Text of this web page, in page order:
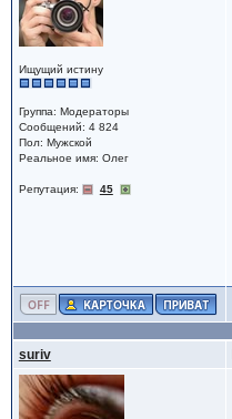
Ищущий истину
Группа: Модераторы
Сообщений: 4 824
Пол: Мужской
Реальное имя: Олег
Репутация: 45
suriv